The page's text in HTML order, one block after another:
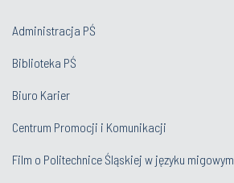
Administracja PŚ
Biblioteka PŚ
Biuro Karier
Centrum Promocji i Komunikacji
Film o Politechnice Śląskiej w języku migowym